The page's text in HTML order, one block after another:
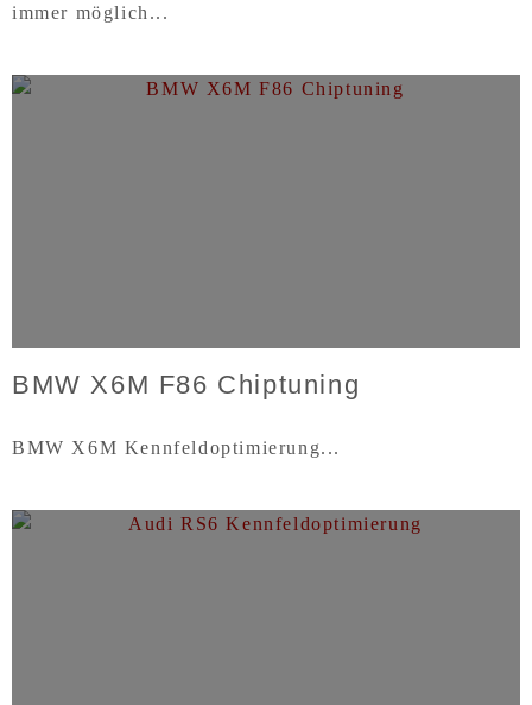
immer möglich...
BMW X6M F86 Chiptuning
BMW X6M Kennfeldoptimierung...